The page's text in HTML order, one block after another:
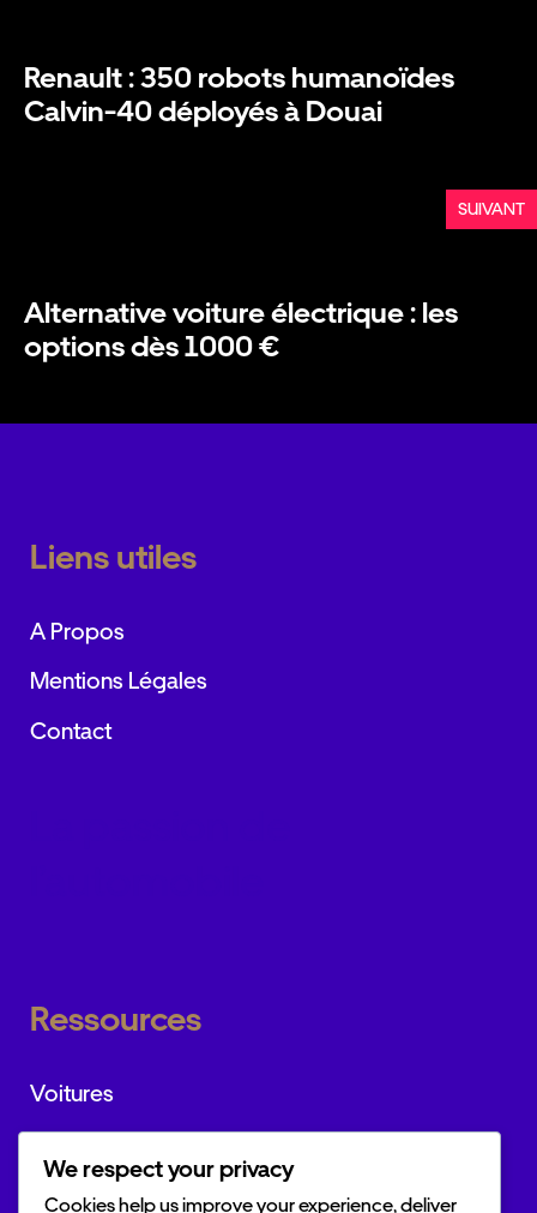
Renault : 350 robots humanoïdes
Calvin-40 déployés à Douai
SUIVANT
Alternative voiture électrique : les
options dès 1000 €
Liens utiles
A Propos
Mentions Légales
Contact
Ressources
Voitures
Actualités
We respect your privacy
Cookies help us improve your experience, deliver